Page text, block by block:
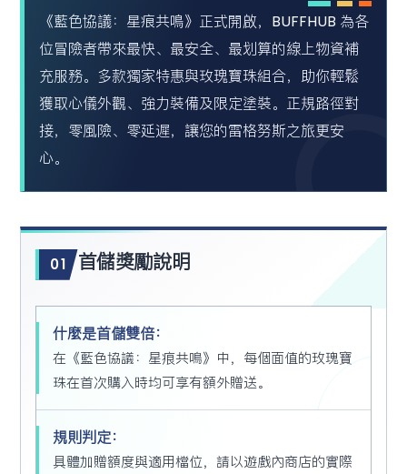
《藍色協議：星痕共鳴》正式開啟，BUFFHUB 為各
位冒險者帶來最快、最安全、最划算的線上物資補
充服務。多款獨家特惠與玫瑰寶珠組合，助你輕鬆
獲取心儀外觀、強力裝備及限定塗裝。正規路徑對
接，零風險、零延遲，讓您的雷格努斯之旅更安
心。
01 首儲獎勵說明
什麼是首儲雙倍：
在《藍色協議：星痕共鳴》中，每個面值的玫瑰寶
珠在首次購入時均可享有額外贈送。
規則判定：
具體加贈額度與適用檔位，請以遊戲內商店的實際